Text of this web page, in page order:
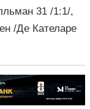
31 /1:1/,
/Де Кателаре